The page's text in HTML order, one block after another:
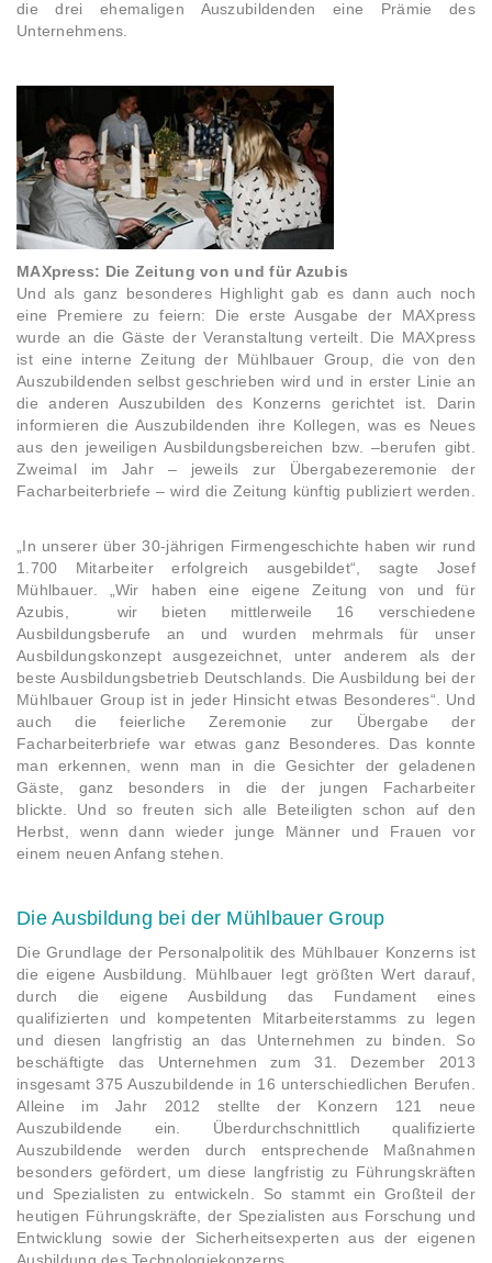
die drei ehemaligen Auszubildenden eine Prämie des
Unternehmens.
MAXpress: Die Zeitung von und für Azubis
Und als ganz besonderes Highlight gab es dann auch noch
eine Premiere zu feiern: Die erste Ausgabe der MAXpress
wurde an die Gäste der Veranstaltung verteilt. Die MAXpress
ist eine interne Zeitung der Mühlbauer Group, die von den
Auszubildenden selbst geschrieben wird und in erster Linie an
die anderen Auszubilden des Konzerns gerichtet ist. Darin
informieren die Auszubildenden ihre Kollegen, was es Neues
aus den jeweiligen Ausbildungsbereichen bzw. –berufen gibt.
Zweimal im Jahr – jeweils zur Übergabezeremonie der
Facharbeiterbriefe – wird die Zeitung künftig publiziert werden.
„In unserer über 30-jährigen Firmengeschichte haben wir rund
1.700 Mitarbeiter erfolgreich ausgebildet“, sagte Josef
Mühlbauer. „Wir haben eine eigene Zeitung von und für
Azubis, wir bieten mittlerweile 16 verschiedene
Ausbildungsberufe an und wurden mehrmals für unser
Ausbildungskonzept ausgezeichnet, unter anderem als der
beste Ausbildungsbetrieb Deutschlands. Die Ausbildung bei der
Mühlbauer Group ist in jeder Hinsicht etwas Besonderes“. Und
auch die feierliche Zeremonie zur Übergabe der
Facharbeiterbriefe war etwas ganz Besonderes. Das konnte
man erkennen, wenn man in die Gesichter der geladenen
Gäste, ganz besonders in die der jungen Facharbeiter
blickte. Und so freuten sich alle Beteiligten schon auf den
Herbst, wenn dann wieder junge Männer und Frauen vor
einem neuen Anfang stehen.
Die Ausbildung bei der Mühlbauer Group
Die Grundlage der Personalpolitik des Mühlbauer Konzerns ist
die eigene Ausbildung. Mühlbauer legt größten Wert darauf,
durch die eigene Ausbildung das Fundament eines
qualifizierten und kompetenten Mitarbeiterstamms zu legen
und diesen langfristig an das Unternehmen zu binden. So
beschäftigte das Unternehmen zum 31. Dezember 2013
insgesamt 375 Auszubildende in 16 unterschiedlichen Berufen.
Alleine im Jahr 2012 stellte der Konzern 121 neue
Auszubildende ein. Überdurchschnittlich qualifizierte
Auszubildende werden durch entsprechende Maßnahmen
besonders gefördert, um diese langfristig zu Führungskräften
und Spezialisten zu entwickeln. So stammt ein Großteil der
heutigen Führungskräfte, der Spezialisten aus Forschung und
Entwicklung sowie der Sicherheitsexperten aus der eigenen